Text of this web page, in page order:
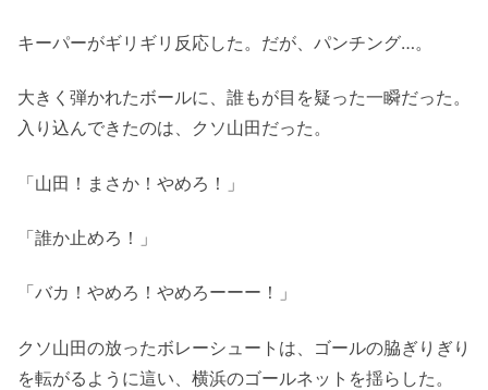
キーパーがギリギリ反応した。だが、パンチング…。
大きく弾かれたボールに、誰もが目を疑った一瞬だった。
入り込んできたのは、クソ山田だった。
「山田！まさか！やめろ！」
「誰か止めろ！」
「バカ！やめろ！やめろーーー！」
クソ山田の放ったボレーシュートは、ゴールの脇ぎりぎり
を転がるように這い、横浜のゴールネットを揺らした。